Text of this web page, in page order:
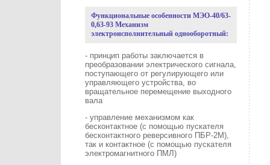
Функциональные особенности МЭО-40/63-
0,63-93 Механизм
электроисполнительный однооборотный:
- принцип работы заключается в
преобразовании электрического сигнала,
поступающего от регулирующего или
управляющего устройства, во
вращательное перемещение выходного
вала
- управление механизмом как
бесконтактное (с помощью пускателя
бесконтактного реверсивного ПБР-2М),
так и контактное (с помощью пускателя
электромагнитного ПМЛ)